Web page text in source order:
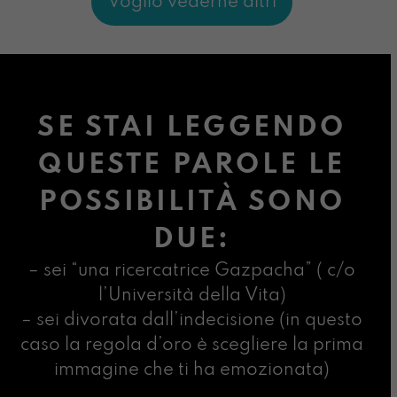
SE STAI LEGGENDO
QUESTE PAROLE LE
POSSIBILITÀ SONO
DUE:
– sei “una ricercatrice Gazpacha” ( c/o
l’Università della Vita)
– sei divorata dall’indecisione (in questo
caso la regola d’oro è scegliere la prima
immagine che ti ha emozionata)